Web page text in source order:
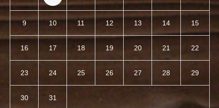
9 10 11 12 13 14 15
16 17 18 19 20 21 22
23 24 25 26 27 28 29
30 31